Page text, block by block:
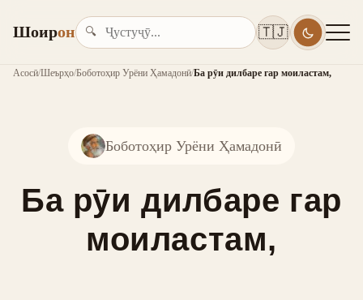
Шоирон 🔍 🇹🇯
Асосӣ/Шеърҳо/Боботоҳир Урёни Ҳамадонӣ/Ба рӯи дилбаре гар моиластам,
Боботоҳир Урёни Ҳамадонӣ
Ба рӯи дилбаре гар
моиластам,